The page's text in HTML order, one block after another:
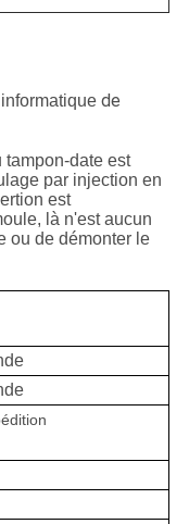
informatique de
tampon-date est
par injection en
est
là n'est aucun
ou de démonter le